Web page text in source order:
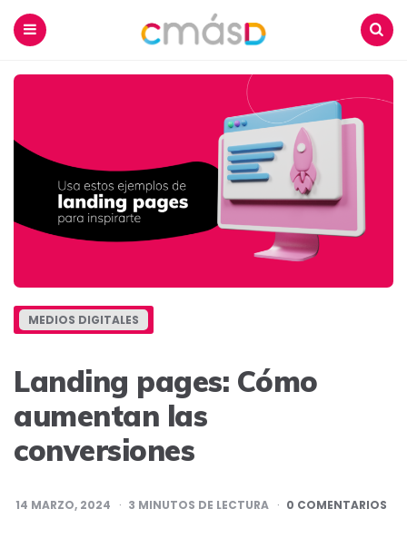
MEDIOS DIGITALES
Landing pages: Cómo
aumentan las
conversiones
14 MARZO, 2024 3 MINUTOS DE LECTURA 0 COMENTARIOS